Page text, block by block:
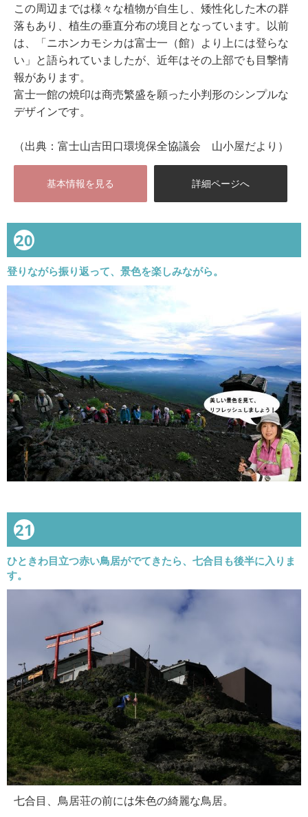
この周辺までは様々な植物が自生し、矮性化した木の群
落もあり、植生の垂直分布の境目となっています。以前
は、「ニホンカモシカは富士一（館）より上には登らな
い」と語られていましたが、近年はその上部でも目撃情
報があります。
富士一館の焼印は商売繁盛を願った小判形のシンプルな
デザインです。
（出典：富士山吉田口環境保全協議会 山小屋だより）
基本情報を見る 詳細ページへ
20
登りながら振り返って、景色を楽しみながら。
21
ひときわ目立つ赤い鳥居がでてきたら、七合目も後半に入りま
す。
七合目、鳥居荘の前には朱色の綺麗な鳥居。